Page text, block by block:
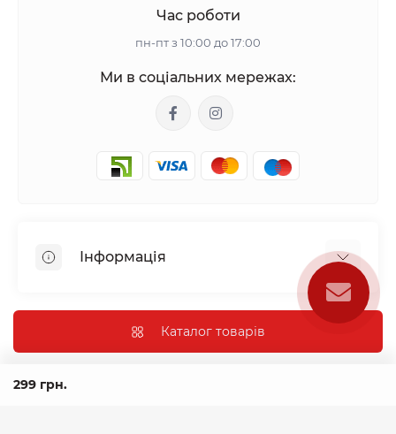
299 грн.
Час роботи
пн-пт з 10:00 до 17:00
Ми в соціальних мережах:
Інформація
Акційні пропозиції
Застосунки
Передзамовлення нових товарів
Каталог товарів